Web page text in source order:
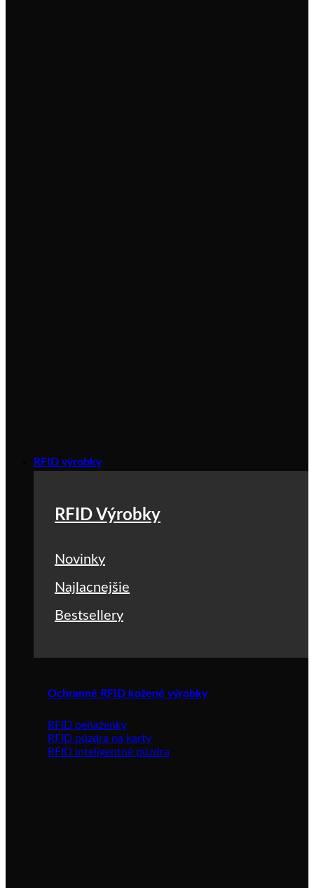
RFID výrobky
RFID Výrobky
Novinky
Najlacnejšie
Bestsellery
Ochranné RFID kožené výrobky
RFID peňaženky
RFID púzdra na karty
RFID inteligentné púzdra